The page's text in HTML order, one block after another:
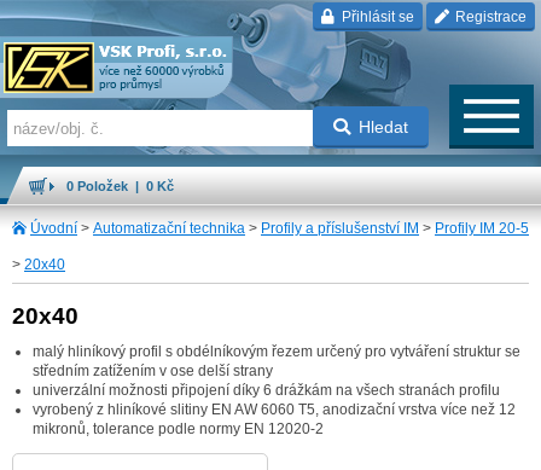
Přihlásit se Registrace
Hledat
0 Položek | 0 Kč
Úvodní > Automatizační technika > Profily a příslušenství IM > Profily IM 20-5
> 20x40
20x40
malý hliníkový profil s obdélníkovým řezem určený pro vytváření struktur se
středním zatížením v ose delší strany
univerzální možnosti připojení díky 6 drážkám na všech stranách profilu
vyrobený z hliníkové slitiny EN AW 6060 T5, anodizační vrstva více než 12
mikronů, tolerance podle normy EN 12020-2